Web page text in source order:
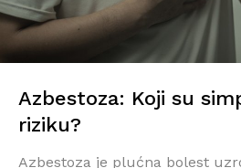
Azbestoza: Koji su
riziku?
Azbestoza je plućna bolest